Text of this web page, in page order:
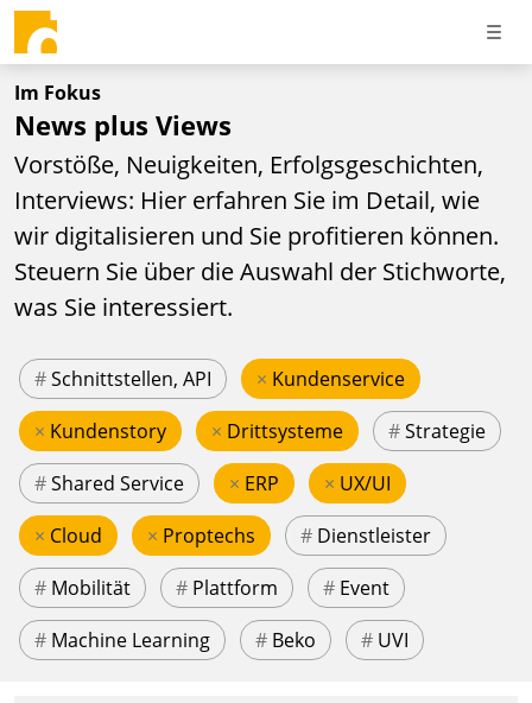
Im Fokus
News plus Views
Vorstöße, Neuigkeiten, Erfolgsgeschichten,
Interviews: Hier erfahren Sie im Detail, wie
wir digitalisieren und Sie profitieren können.
Steuern Sie über die Auswahl der Stichworte,
was Sie interessiert.
#Schnittstellen, API × Kundenservice
× Kundenstory × Drittsysteme #Strategie
#Shared Service × ERP × UX/UI
× Cloud × Proptechs # Dienstleister
# Mobilität # Plattform # Event
# Machine Learning # Beko # UVI